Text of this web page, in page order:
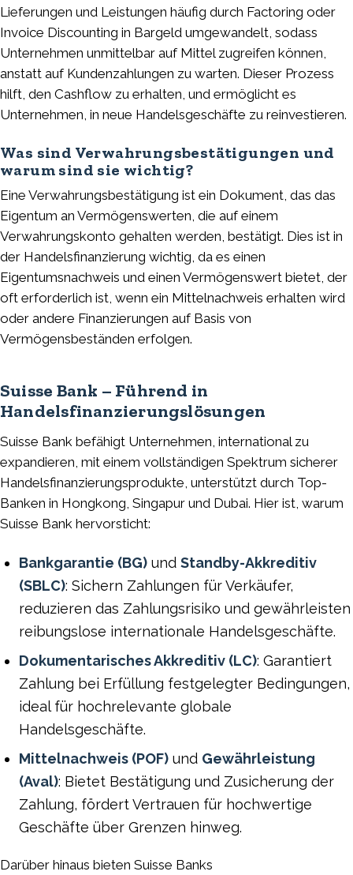
Lieferungen und Leistungen häufig durch Factoring oder
Invoice Discounting in Bargeld umgewandelt, sodass
Unternehmen unmittelbar auf Mittel zugreifen können,
anstatt auf Kundenzahlungen zu warten. Dieser Prozess
hilft, den Cashflow zu erhalten, und ermöglicht es
Unternehmen, in neue Handelsgeschäfte zu reinvestieren.
Was sind Verwahrungsbestätigungen und
warum sind sie wichtig?
Eine Verwahrungsbestätigung ist ein Dokument, das das
Eigentum an Vermögenswerten, die auf einem
Verwahrungskonto gehalten werden, bestätigt. Dies ist in
der Handelsfinanzierung wichtig, da es einen
Eigentumsnachweis und einen Vermögenswert bietet, der
oft erforderlich ist, wenn ein Mittelnachweis erhalten wird
oder andere Finanzierungen auf Basis von
Vermögensbeständen erfolgen.
Suisse Bank – Führend in
Handelsfinanzierungslösungen
Suisse Bank befähigt Unternehmen, international zu
expandieren, mit einem vollständigen Spektrum sicherer
Handelsfinanzierungsprodukte, unterstützt durch Top-
Banken in Hongkong, Singapur und Dubai. Hier ist, warum
Suisse Bank hervorsticht:
Bankgarantie (BG) und Standby-Akkreditiv
(SBLC): Sichern Zahlungen für Verkäufer,
reduzieren das Zahlungsrisiko und gewährleisten
reibungslose internationale Handelsgeschäfte.
Dokumentarisches Akkreditiv (LC): Garantiert
Zahlung bei Erfüllung festgelegter Bedingungen,
ideal für hochrelevante globale
Handelsgeschäfte.
Mittelnachweis (POF) und Gewährleistung
(Aval): Bietet Bestätigung und Zusicherung der
Zahlung, fördert Vertrauen für hochwertige
Geschäfte über Grenzen hinweg.
Darüber hinaus bieten Suisse Banks